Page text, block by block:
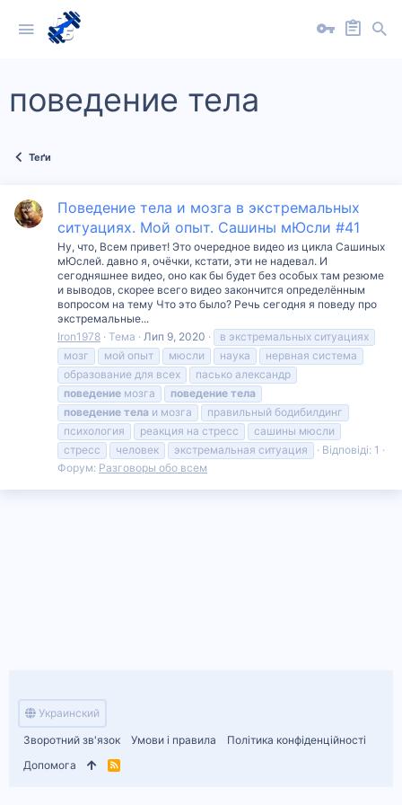
поведение тела
Теґи
Поведение тела и мозга в экстремальных
ситуациях. Мой опыт. Сашины мЮсли #41
Ну, что, Всем привет! Это очередное видео из цикла Сашиных
мЮслей. давно я, очёчки, кстати, эти не надевал. И
сегодняшнее видео, оно как бы будет без особых там резюме
и выводов, скорее всего видео закончится определённым
вопросом на тему Что это было? Речь сегодня я поведу про
экстремальные...
Iron1978 Тема Лип 9, 2020
в экстремальных ситуациях
мозг
мой опыт мюсли наука
нервная система
образование для всех
пасько александр
поведение мозга поведение тела
поведение тела и мозга
правильный бодибилдинг
психология
реакция на стресс
сашины мюсли
стресс
человек экстремальная ситуация
Відповіді: 1
Форум: Разговоры обо всем
Украинский
Зворотний зв'язок
Умови і правила
Політика конфіденційності
Допомога
R